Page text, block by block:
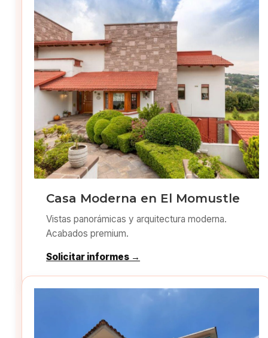
Casa Moderna en El Momustle
Vistas panorámicas y arquitectura moderna.
Acabados premium.
Solicitar informes →